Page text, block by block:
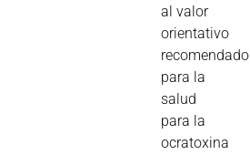
al valor
orientativo
recomendado
para la
salud
para la
ocratoxina